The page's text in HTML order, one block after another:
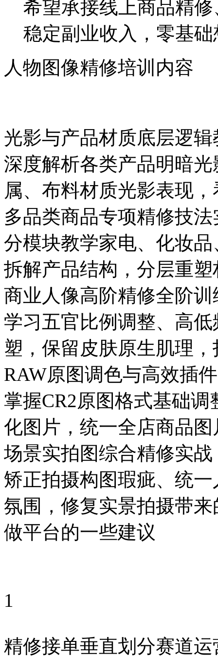
希望承接线上商品精
稳定副业收入，零基
人物图像精修培训内容
光影与产品材质底层逻辑
深度解析各类产品明暗
属、布料材质光影表现
多品类商品专项精修技法
分模块教学家电、化妆
拆解产品结构，分层重
商业人像高阶精修全阶训
学习五官比例调整、高
塑，保留皮肤原生肌理
RAW原图调色与高效插
掌握CR2原图格式基础
化图片，统一全店商品
场景实拍图综合精修实战
矫正拍摄构图瑕疵、统
氛围，修复实景拍摄带
做平台的一些建议
1
精修接单垂直划分赛道运